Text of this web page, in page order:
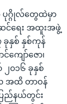
ဂ္ဂိုလ်တွေထဲမှာ
င်ရေး အထူးအဖွဲ့
ခုနှစ် နှစ်ကုန်
ျော်ဇော၊
၂၀၁၆ ခုနှစ်
အထိ တာဝန်
ြည်နယ်တွင်း